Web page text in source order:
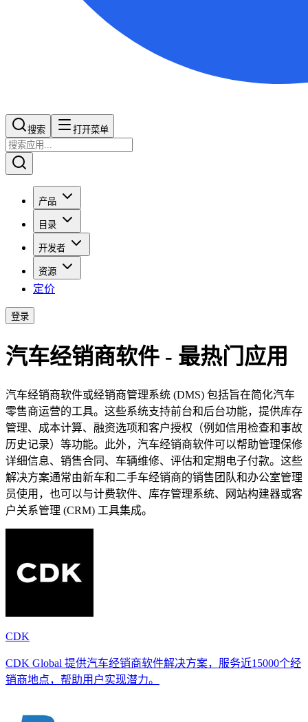
搜索​​​​ 打开菜单
产品
目录
开发者
资源
定价
登录
汽车经销商软件 - 最热门应用
汽车经销商软件或经销商管理系统 (DMS) 包括旨在简化汽车
零售商运营的工具。这些系统支持前台和后台功能，提供库存
管理、成本计算、融资选项和客户授权（例如信用检查和事故
历史记录）等功能。此外，汽车经销商软件可以帮助管理保修
详细信息、销售合同、车辆维修、评估和定期电子付款。这些
解决方案通常由新车和二手车经销商的销售团队和办公室管理
员使用，也可以与计费软件、库存管理系统、网站构建器或客
户关系管理 (CRM) 工具集成。
CDK
CDK Global 提供汽车经销商软件解决方案，服务近15000个经
销商地点，帮助用户实现潜力。